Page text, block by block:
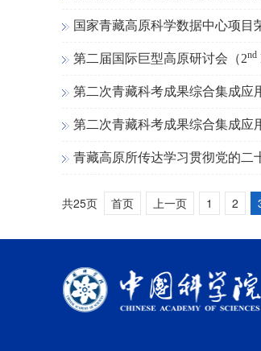
国家青藏高原科学数据中心项目
第二届国际巨型高原研讨会（2nd
第二次青藏科考成果综合集成应
第二次青藏科考成果综合集成应
青藏高原所传达学习贯彻党的二
共25页 首页 上一页 1 2